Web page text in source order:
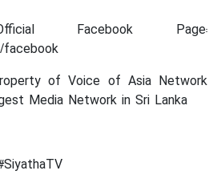
Facebook Page:
facebook
of Voice of Asia Network
Media Network in Sri Lanka